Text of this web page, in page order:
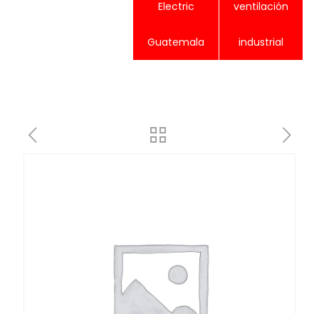
Electric
Guatemala
ventilación
industrial